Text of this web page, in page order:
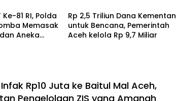
81 RI, Polda
Memasak
Aneka
Rp 2,5 Triliun Dana Kementan
untuk Bencana, Pemerintah
Aceh kelola Rp 9,7 Miliar
Rp10 Juta ke Baitul Mal Aceh,
Pengelolaan ZIS yang Amanah